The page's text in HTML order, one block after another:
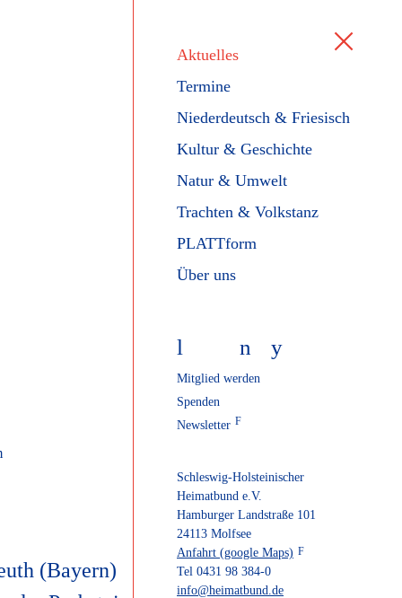
Aktuelles
Termine
Niederdeutsch & Friesisch
Kultur & Geschichte
Natur & Umwelt
Trachten & Volkstanz
PLATTform
Über uns
l n y
Mitglied werden
Spenden
Newsletter
Schleswig-Holsteinischer
Heimatbund e.V.
Hamburger Landstraße 101
24113 Molfsee
Anfahrt (google Maps)
Tel 0431 98 384-0
info@heimatbund.de
(Bayern)